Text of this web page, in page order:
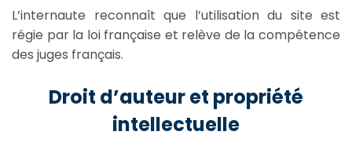
L’internaute reconnaît que l’utilisation du site est
régie par la loi française et relève de la compétence
des juges français.
Droit d’auteur et propriété
intellectuelle